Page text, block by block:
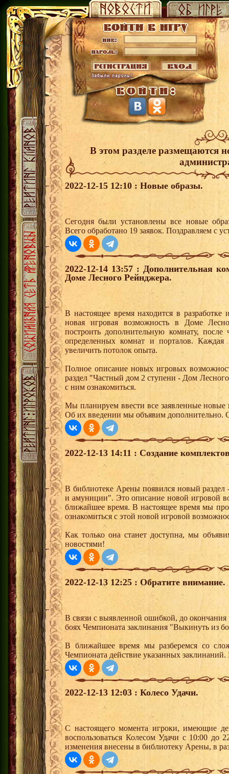
В этом разделе размещаются
2022-12-15 12:10 : Новые образы.
Сегодня были установлены все новые
Всего обработано 19 заявок. Поздравляем с
2022-12-14 13:57 : Дополнительная
Доме Лесного Рейнджера.
В настоящее время находится в
новая игровая возможность в Доме
построить дополнительную комнату, после
определенных комнат и порталов. Каждая
увеличить потолок опыта.
Полное описание новых игровых
раздел "Частный дом 2 ступени - Дом
с ним ознакомиться.
Мы планируем ввести все заявленные
Об их введении мы объявим дополнительно.
2022-12-13 14:11 : Создание
В библиотеке Арены появился новый раздел
и амуниции". Это описание новой игровой
ближайшее время. В настоящее время мы
ознакомиться с этой новой игровой
Как только она станет доступна, мы
новостями!
2022-12-13 12:25 : Обратите внимание.
В связи с выявленной ошибкой, до окончания
боях Чемпионата заклинания "Выкинуть из
В ближайшее время мы разберемся со
Чемпионата действие указанных
2022-12-13 12:03 : Колесо Удачи.
С настоящего момента игроки, имеющие
воспользоваться Колесом Удачи с 10:00
изменения внесены в библиотеку Арены, в